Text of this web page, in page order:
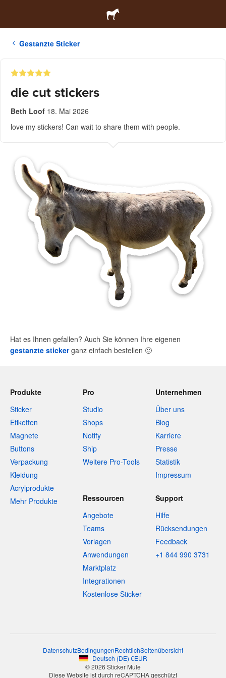
Gestanzte Sticker
die cut stickers
Beth Loof 18. Mai 2026
love my stickers! Can wait to share them with people.
Hat es Ihnen gefallen? Auch Sie können Ihre eigenen
gestanzte stickerganz einfach bestellen 🙂
Produkte
Sticker
Etiketten
Magnete
Buttons
Verpackung
Kleidung
Acrylprodukte
Mehr Produkte
Pro
Studio
Shops
Notify
Ship
Weitere Pro-Tools
Unternehmen
Über uns
Blog
Karriere
Presse
Statistik
Impressum
Ressourcen
Angebote
Teams
Vorlagen
Anwendungen
Marktplatz
Integrationen
Kostenlose Sticker
Support
Hilfe
Rücksendungen
Feedback
+1 844 990 3731
DatenschutzBedingungenRechtlichSeitenübersicht
Deutsch (DE) €EUR
© 2026 Sticker Mule
Diese Website ist durch reCAPTCHA geschützt